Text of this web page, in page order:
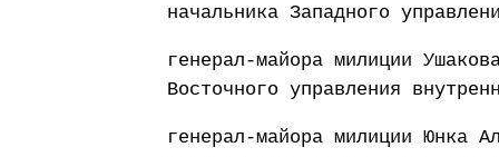
начальника Западного
генерал-майора милиции
Восточного управления
генерал-майора милиции Юнка